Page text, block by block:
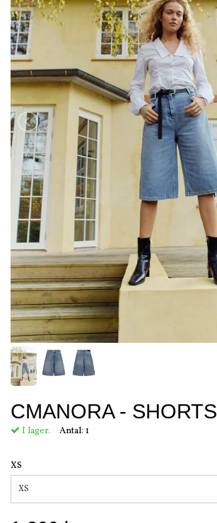
CMANORA - SHORTS
I lager. Antal: 1
XS
XS